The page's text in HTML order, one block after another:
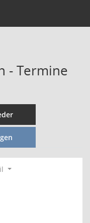
- Termine